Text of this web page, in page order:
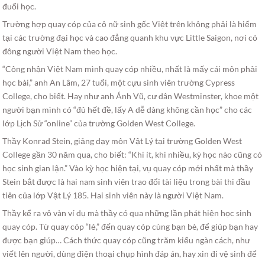
đuổi học.
Trường hợp quay cóp của cô nữ sinh gốc Việt trên không phải là hiếm
tại các trường đại học và cao đẳng quanh khu vực Little Saigon, nơi có
đông người Việt Nam theo học.
“Công nhận Việt Nam mình quay cóp nhiều, nhất là mấy cái môn phải
học bài,” anh An Lâm, 27 tuổi, một cựu sinh viên trường Cypress
College, cho biết. Hay như anh Ánh Vũ, cư dân Westminster, khoe một
người bạn mình có “đủ hết đề, lấy A dễ dàng không cần học” cho các
lớp Lịch Sử “online” của trường Golden West College.
Thầy Konrad Stein, giảng dạy môn Vật Lý tại trường Golden West
College gần 30 năm qua, cho biết: “Khi ít, khi nhiều, kỳ học nào cũng có
học sinh gian lận.” Vào kỳ học hiện tại, vụ quay cóp mới nhất mà thầy
Stein bắt được là hai nam sinh viên trao đổi tài liệu trong bài thi đầu
tiên của lớp Vật Lý 185. Hai sinh viên này là người Việt Nam.
Thầy kể ra vô vàn ví dụ mà thầy có qua những lần phát hiện học sinh
quay cóp. Từ quay cóp “lẻ,” đến quay cóp cùng bạn bè, để giúp bạn hay
được bạn giúp… Cách thức quay cóp cũng trăm kiểu ngàn cách, như
viết lên người, dùng điện thoại chụp hình đáp án, hay xin đi vệ sinh để